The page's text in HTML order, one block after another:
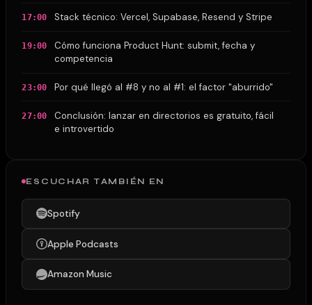
17:00 Stack técnico: Vercel, Supabase, Resend y Stripe
19:00
Cómo funciona Product Hunt: submit, fecha y
competencia
23:00 Por qué llegó al #8 y no al #1: el factor "aburrido"
27:00
Conclusión: lanzar en directorios es gratuito, fácil
e introvertido
ESCUCHAR TAMBIÉN EN
Spotify
Apple Podcasts
Amazon Music